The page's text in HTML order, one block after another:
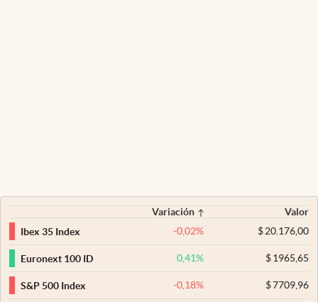
Variación
Valor
Ibex 35 Index
-0,02% $20.176,00
Euronext 100 ID 0,41% $1965,65
S&P 500 Index -0,18% $7709,96